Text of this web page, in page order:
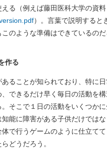
る（例えば藤田医科大学の資料
）。言葉で説明すると
のような準備はできているのだ
作る
ることが知られており、特に
できるだけ早く毎日の活動を
そこで１日の活動をいくつか
能に障害がある子供だけでは
で行うゲームのように仕立て
どうだろう。